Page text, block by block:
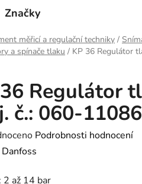
Značky
měřicí a regulační techniky /
a spínače tlaku / KP 36 Regulátor
Regulátor
č.: 060-
Podrobnosti hodnocení
Danfoss
2 až 14 bar